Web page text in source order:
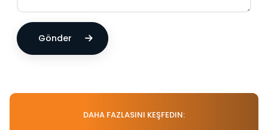
Gönder
DAHA FAZLASINI KEŞFEDIN: